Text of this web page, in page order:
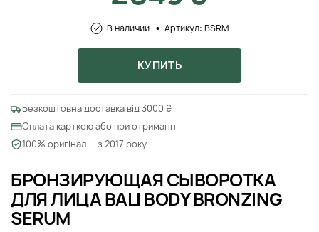
БРОНЗИРУЮЩАЯ СЫВОРОТКА
ДЛЯ ЛИЦА BALI BODY BRONZING
SERUM
В наличии Артикул: BSRM
КУПИТЬ
Безкоштовна доставка від 3000 ₴
Оплата карткою або при отриманні
100% оригінал — з 2017 року